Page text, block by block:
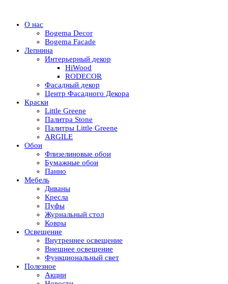
О нас
Bogema Decor
Bogema Facade
Лепнина
Интерьерный декор
HiWood
RODECOR
Фасадный декор
Центр Фасадного Декора
Краски
Little Greene
Палитра Stone
Палитры Little Greene
ARGILE
Обои
Флизелиновые обои
Бумажные обои
Панно
Мебель
Диваны
Кресла
Пуфы
Журнальный стол
Ковры
Освещение
Внутреннее освещение
Внешнее освещение
Функциональный свет
Полезное
Акции